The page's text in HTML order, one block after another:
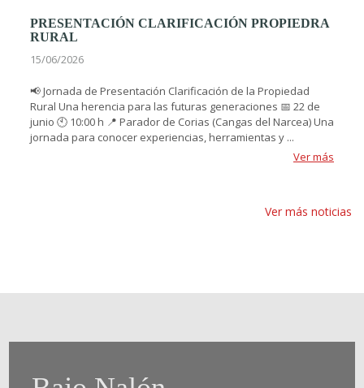
PRESENTACIÓN CLARIFICACIÓN PROPIEDRA
RURAL
15/06/2026
📢 Jornada de Presentación Clarificación de la Propiedad
Rural Una herencia para las futuras generaciones 📅 22 de
junio 🕙 10:00 h 📍 Parador de Corias (Cangas del Narcea) Una
jornada para conocer experiencias, herramientas y ...
Ver más
Ver más noticias